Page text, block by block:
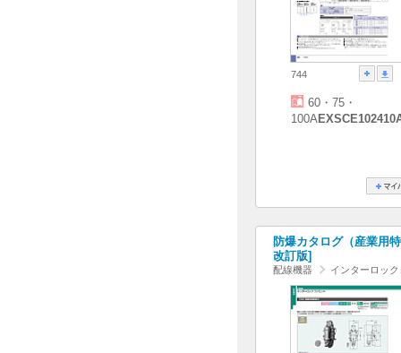
744
60・75・
100A
防爆カタログ（産業用
改訂版]
配線機器 インターロッ